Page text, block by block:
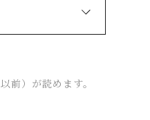
前）が読めます。